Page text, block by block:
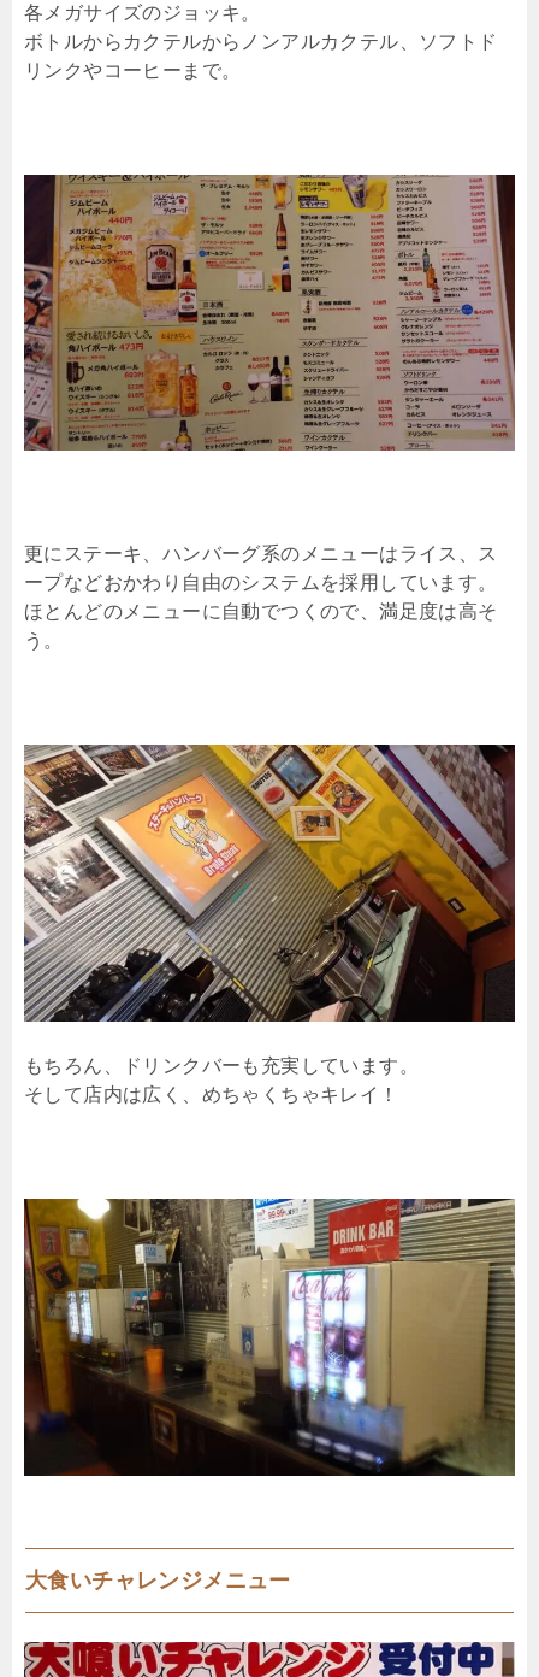
各メガサイズのジョッキ。
ボトルからカクテルからノンアルカクテル、ソフトド
リンクやコーヒーまで。
更にステーキ、ハンバーグ系のメニューはライス、ス
ープなどおかわり自由のシステムを採用しています。
ほとんどのメニューに自動でつくので、満足度は高そ
う。
もちろん、ドリンクバーも充実しています。
そして店内は広く、めちゃくちゃキレイ！
大食いチャレンジメニュー